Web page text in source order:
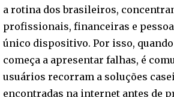
a rotina dos brasileiros,
profissionais, financeiras e
único dispositivo. Por isso,
começa a apresentar falhas, é
usuários recorram a soluções
encontradas na internet antes de